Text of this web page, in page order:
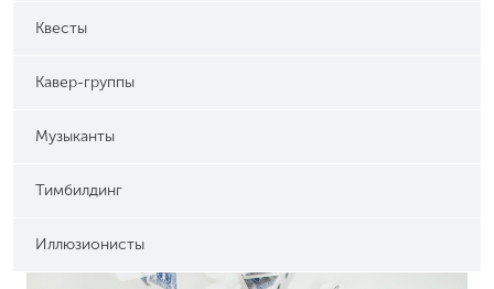
Квесты
Кавер-группы
Музыканты
Тимбилдинг
Иллюзионисты